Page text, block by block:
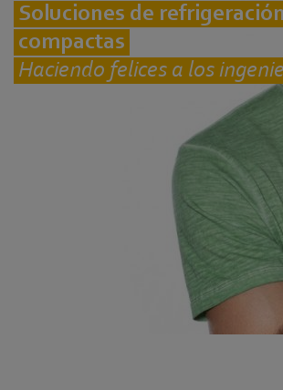
Soluciones de refrigeración
compactas
Haciendo felices a los